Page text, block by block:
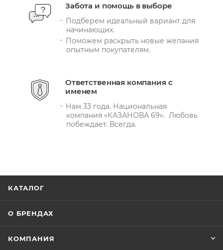
Забота и помощь в выборе
Подберем идеальный вариант для
начинающих.
Поможем раскрыть новые желания
опытным покупателям.
Ответственная компания с
именем
Нам 33 года. Национальная
компания «КАЗАНОВА 69». Любовь
побеждает. Всегда.
КАТАЛОГ
О БРЕНДАХ
КОМПАНИЯ